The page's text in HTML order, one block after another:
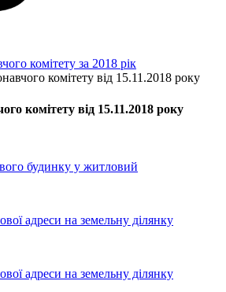
комітету за 2018 рік
комітету від 15.11.2018 року
комітету від 15.11.2018 року
будинку у житловий
адреси на земельну ділянку
адреси на земельну ділянку